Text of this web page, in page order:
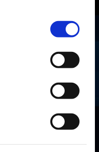
kendte skal dyste